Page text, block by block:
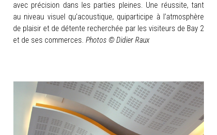
avec précision dans les parties pleines. Une réussite, tant
au niveau visuel qu’acoustique, quiparticipe à l’atmosphère
de plaisir et de détente recherchée par les visiteurs de Bay 2
et de ses commerces. Photos © Didier Raux